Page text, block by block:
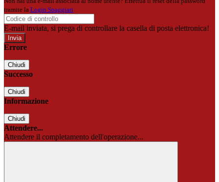
tramite la Login Spaggiari
E-mail inviata, si prega di controllare la casella di posta elettronica!
Errore
Chiudi
Successo
Chiudi
Informazione
Chiudi
Attendere...
Attendere il completamento dell'operazione...